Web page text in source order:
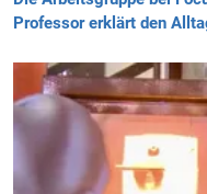
Professor erklärt den